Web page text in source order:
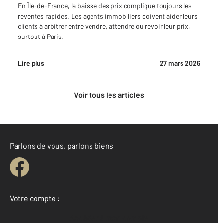
En Île-de-France, la baisse des prix complique toujours les
reventes rapides. Les agents immobiliers doivent aider leurs
clients à arbitrer entre vendre, attendre ou revoir leur prix,
surtout à Paris.
Lire plus 27 mars 2026
Voir tous les articles
Parlons de vous, parlons biens
Votre compte :
Accéder à mon compte